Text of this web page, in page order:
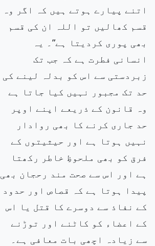
اتنے پیارے ہوتے ہیں کہ اگر وہ
قسم کھالیں تو اللہ ان کی قسم
بھی پوری کردیتا ہے”۔ یہ
انسانی فطرت ہے کہ جب تک
زبردستی سے اس کو بدلہ لینے کی
حد تک مجبور نہیں کیا جاتا ہے
وہ قانون کے ذریعے اپنے اوپر
حد جاری کرنے کا بھی روادار
نہیں ہوتا ہے اور حیثیتوں کے
فرق کو بھی ملحوظِ خاطر رکھتا
ہے اور اس سے صحت مند رحجان بھی
پیدا ہوتا ہے کہ قصاص اور حدود
کے نفاذ سے دوسرے کا قتل یا اس
کے اعضاء کو کاٹنے اور توڑنے
سے زیادہ اچھی بات معافی ہے۔